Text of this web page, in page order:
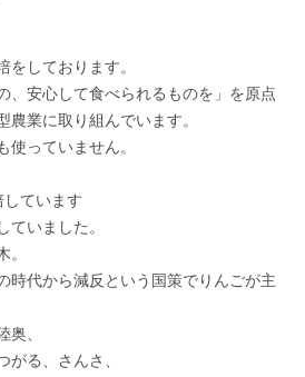
をしております。
、安心して食べられるものを」を原点
農業に取り組んでいます。
使っていません。
ています
ていました。
。
時代から減反という国策でりんごが主
奥、
がる、さんさ、